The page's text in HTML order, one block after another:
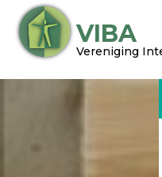
naar
VIBA
Vereniging